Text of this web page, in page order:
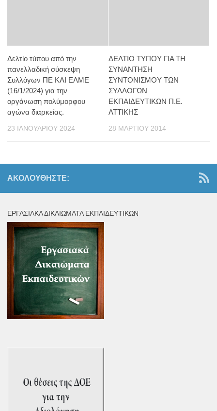
Δελτίο τύπου από την
πανελλαδική σύσκεψη
Συλλόγων ΠΕ ΚΑΙ ΕΛΜΕ
(16/1/2024) για την
οργάνωση πολύμορφου
αγώνα διαρκείας.
23 ΙΑΝΟΥΑΡΊΟΥ 2024
ΔΕΛΤΙΟ ΤΥΠΟΥ ΓΙΑ ΤΗ
ΣΥΝΑΝΤΗΣΗ
ΣΥΝΤΟΝΙΣΜΟΥ ΤΩΝ
ΣΥΛΛΟΓΩΝ
ΕΚΠΑΙΔΕΥΤΙΚΩΝ Π.Ε.
ΑΤΤΙΚΗΣ
28 ΜΑΡΤΊΟΥ 2014
ΑΚΟΛΟΥΘΉΣΤΕ:
ΕΡΓΑΣΙΑΚΆ ΔΙΚΑΙΏΜΑΤΑ ΕΚΠΑΙΔΕΥΤΙΚΏΝ